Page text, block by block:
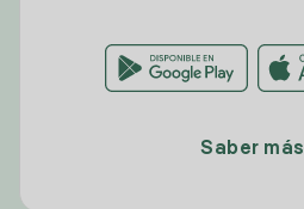
Saber más